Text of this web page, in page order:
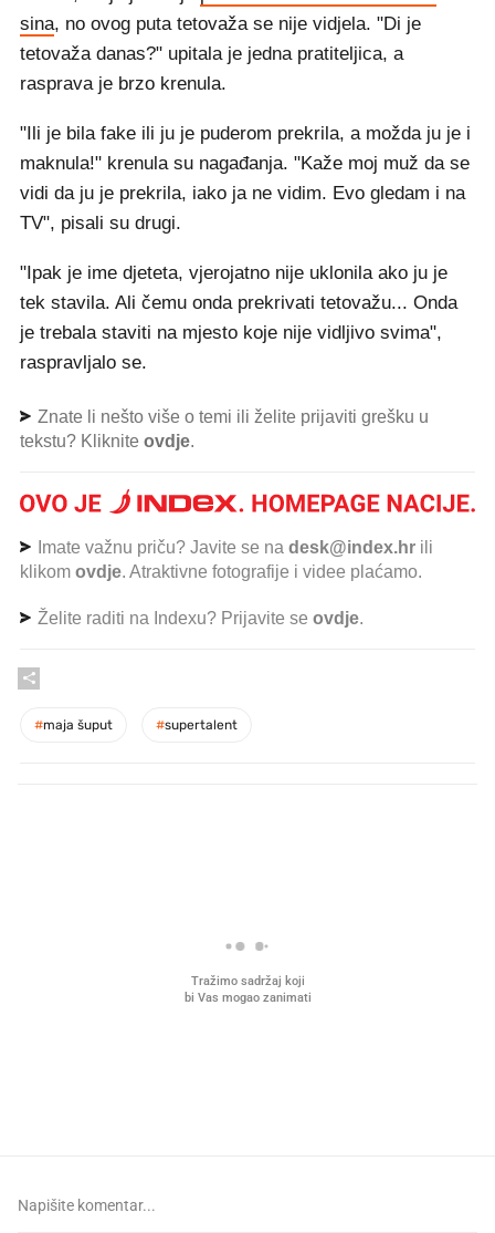
sina, no ovog puta tetovaža se nije vidjela. "Di je
tetovaža danas?" upitala je jedna pratiteljica, a
rasprava je brzo krenula.
"Ili je bila fake ili ju je puderom prekrila, a možda ju je i
maknula!" krenula su nagađanja. "Kaže moj muž da se
vidi da ju je prekrila, iako ja ne vidim. Evo gledam i na
TV", pisali su drugi.
"Ipak je ime djeteta, vjerojatno nije uklonila ako ju je
tek stavila. Ali čemu onda prekrivati tetovažu... Onda
je trebala staviti na mjesto koje nije vidljivo svima",
raspravljalo se.
Znate li nešto više o temi ili želite prijaviti grešku u
tekstu? Kliknite ovdje.
Imate važnu priču? Javite se na desk@index.hr ili
klikom ovdje. Atraktivne fotografije i videe plaćamo.
Želite raditi na Indexu? Prijavite se ovdje.
#maja šuput #supertalent